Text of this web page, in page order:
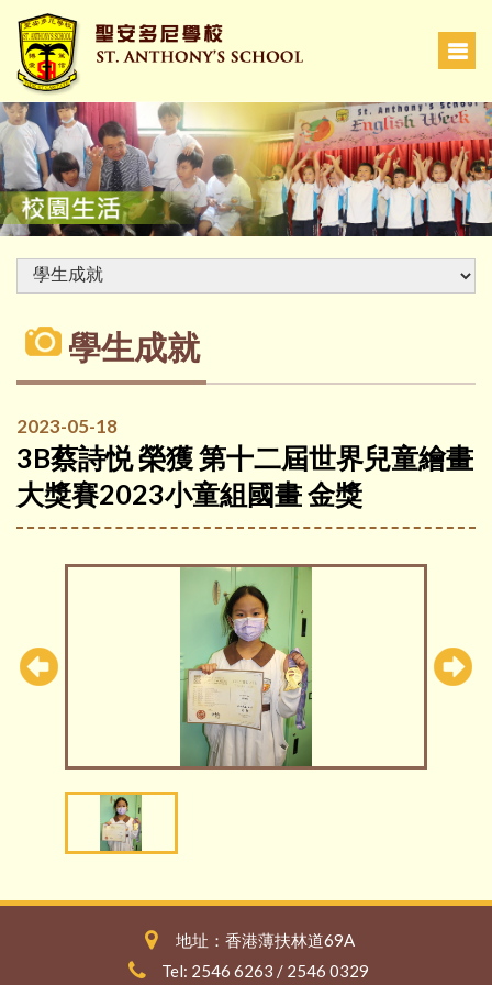
學生成就
2023-05-18
3B蔡詩悦 榮獲 第十二屆世界兒童繪畫
大獎賽2023小童組國畫 金獎
地址：香港薄扶林道69A
Tel: 2546 6263 / 2546 0329